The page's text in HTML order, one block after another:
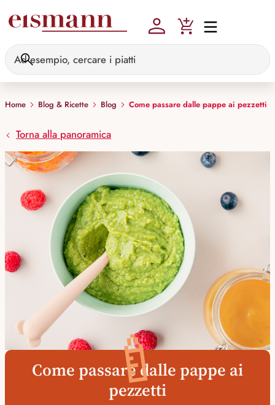
Home Blog & Ricette Blog Come passare dalle pappe ai pezzetti
Torna alla panoramica
🍼
Come passare dalle pappe ai
pezzetti